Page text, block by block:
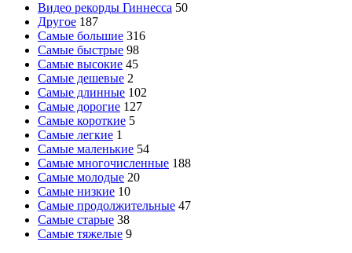
Видео рекорды Гиннесса 50
Другое 187
Самые большие 316
Самые быстрые 98
Самые высокие 45
Самые дешевые 2
Самые длинные 102
Самые дорогие 127
Самые короткие 5
Самые легкие 1
Самые маленькие 54
Самые многочисленные 188
Самые молодые 20
Самые низкие 10
Самые продолжительные 47
Самые старые 38
Самые тяжелые 9